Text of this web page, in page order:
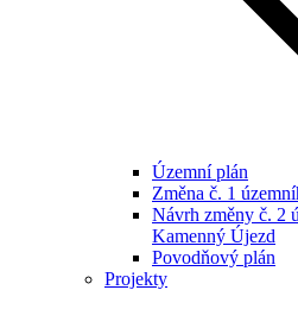
Územní plán
Změna č. 1
Návrh změny č. 2
Kamenný Újezd
Povodňový plán
Projekty